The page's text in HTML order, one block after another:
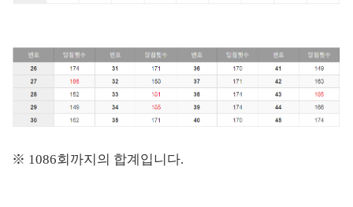
※ 1086회까지의 합계입니다.